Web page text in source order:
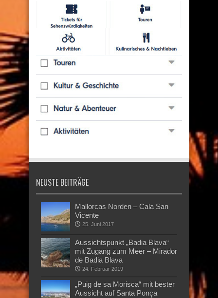
NEUSTE BEITRÄGE
Mallorcas Norden – Cala San
Vicente
25. Juni 2017
Aussichtspunkt „Badia Blava“
mit Zugang zum Meer – Mirador
de Badia Blava
24. Februar 2019
„Puig de sa Morisca“ mit bester
Aussicht auf Santa Ponça